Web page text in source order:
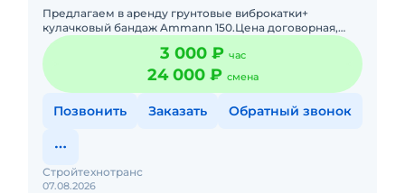
Предлагаем в аренду грунтовые виброкатки+
кулачковый бандаж Ammann 150.Цена договорная,
гибкая система скидок.Подача в день заказа. Пакет
отчетных документов. С3 000 ₽ час
24 000 ₽ смена
Позвонить Заказать Обратный звонок
07.08.2026
Стройтехнотранс